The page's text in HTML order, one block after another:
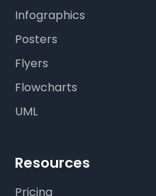
Infographics
Posters
Flyers
Flowcharts
UML
Resources
Pricing